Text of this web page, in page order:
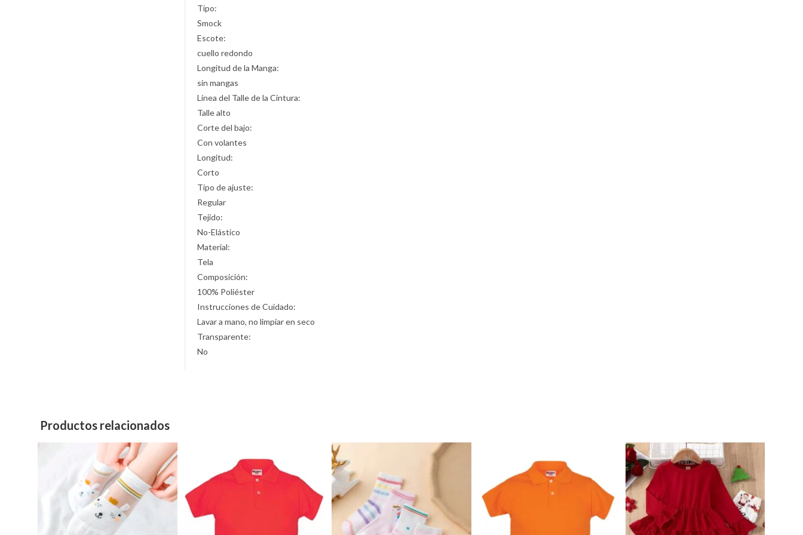
Tipo:
Smock
Escote:
cuello redondo
Longitud de la Manga:
sin mangas
Línea del Talle de la Cintura:
Talle alto
Corte del bajo:
Con volantes
Longitud:
Corto
Tipo de ajuste:
Regular
Tejido:
No-Elástico
Material:
Tela
Composición:
100% Poliéster
Instrucciones de Cuidado:
Lavar a mano, no limpiar en seco
Transparente:
No
Productos relacionados